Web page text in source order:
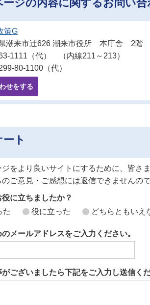
ージの内容に関するお問い
策G
潮来市辻626 潮来市役所 本庁舎 2階
1111（代） （内線211～213）
80-1100（代）
せをする
ト
をより良いサイトにするために、皆さ
ご意見・ご感想には返信できませんの
に立ちましたか？
た
役に立った どちらともいえ
メールアドレスをご入力ください。
ございましたら下記をご入力し送信くだ